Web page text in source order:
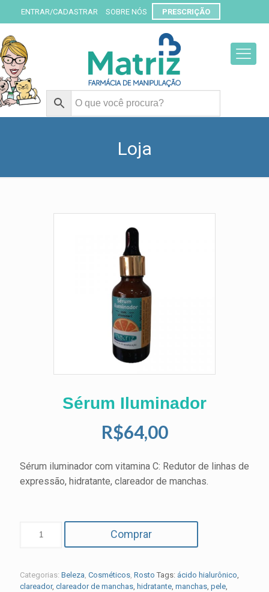
ENTRAR/CADASTRAR SOBRE NÓS PRESCRIÇÃO
Loja
Sérum Iluminador
R$64,00
Sérum iluminador com vitamina C: Redutor de linhas de
expressão, hidratante, clareador de manchas.
Comprar
Categorias: Beleza, Cosméticos, Rosto Tags: ácido hialurônico,
clareador, clareador de manchas, hidratante, manchas, pele,